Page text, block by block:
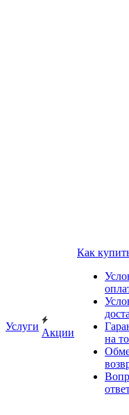
Услуги
Акции
Как
на